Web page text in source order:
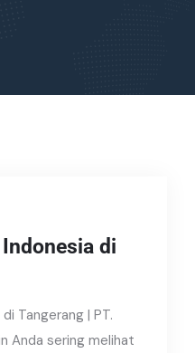
di
Tangerang | PT.
Anda sering melihat